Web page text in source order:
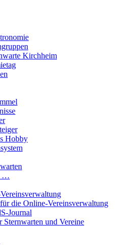
Kirchheim
Hobby
…
die Online-Vereinsverwaltung
Journal
Sternwarten und Vereine